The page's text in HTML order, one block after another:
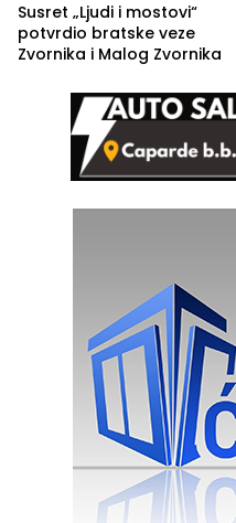
Susret „Ljudi i mostovi“
potvrdio bratske veze
Zvornika i Malog Zvornika